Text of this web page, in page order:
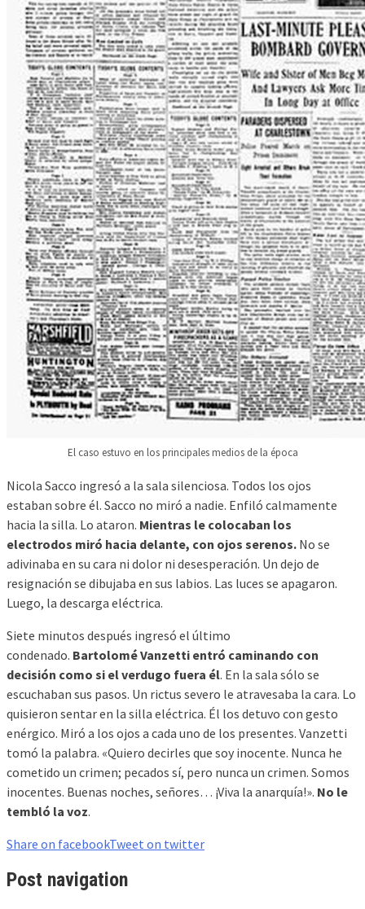
El caso estuvo en los principales medios de la época
Nicola Sacco ingresó a la sala silenciosa. Todos los ojos
estaban sobre él. Sacco no miró a nadie. Enfiló calmamente
hacia la silla. Lo ataron. Mientras le colocaban los
electrodos miró hacia delante, con ojos serenos. No se
adivinaba en su cara ni dolor ni desesperación. Un dejo de
resignación se dibujaba en sus labios. Las luces se apagaron.
Luego, la descarga eléctrica.
Siete minutos después ingresó el último
condenado. Bartolomé Vanzetti entró caminando con
decisión como si el verdugo fuera él. En la sala sólo se
escuchaban sus pasos. Un rictus severo le atravesaba la cara. Lo
quisieron sentar en la silla eléctrica. Él los detuvo con gesto
enérgico. Miró a los ojos a cada uno de los presentes. Vanzetti
tomó la palabra. «Quiero decirles que soy inocente. Nunca he
cometido un crimen; pecados sí, pero nunca un crimen. Somos
inocentes. Buenas noches, señores… ¡Viva la anarquía!». No le
tembló la voz.
Share on facebookTweet on twitter
Post navigation